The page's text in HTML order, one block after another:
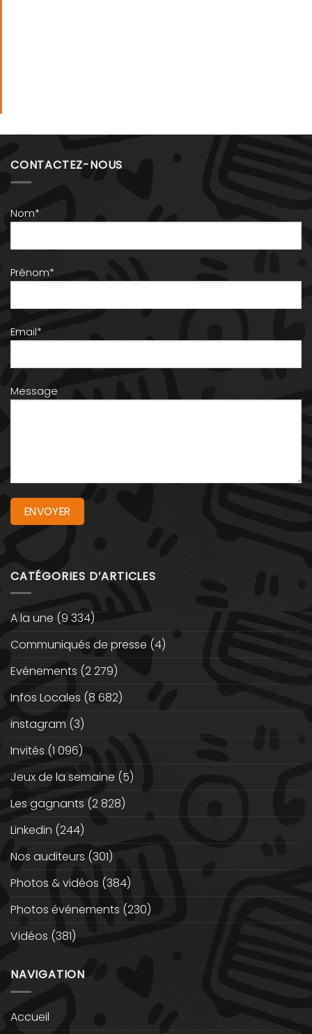
CONTACTEZ-NOUS
Nom*
Prénom*
Email*
Message
CATÉGORIES D’ARTICLES
A la une (9 334)
Communiqués de presse (4)
Evénements (2 279)
Infos Locales (8 682)
instagram (3)
Invités (1 096)
Jeux de la semaine (5)
Les gagnants (2 828)
Linkedin (244)
Nos auditeurs (301)
Photos & vidéos (384)
Photos événements (230)
Vidéos (381)
NAVIGATION
Accueil